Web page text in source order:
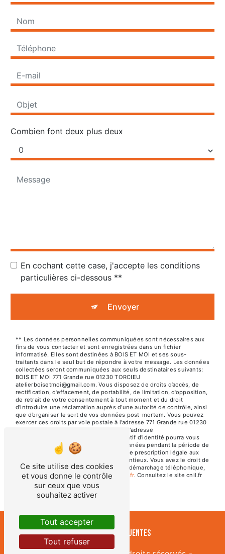
Combien font deux plus deux
En cochant cette case, j'accepte les conditions
particulières ci-dessous **
Envoyer
** Les données personnelles communiquées sont nécessaires aux
fins de vous contacter et sont enregistrées dans un fichier
informatisé. Elles sont destinées à BOIS ET MOI et ses sous-
traitants dans le seul but de répondre à votre message. Les données
collectées seront communiquées aux seuls destinataires suivants:
BOIS ET MOI 771 Grande rue 01230 TORCIEU
atelierboisetmoi@gmail.com. Vous disposez de droits d’accès, de
rectification, d’effacement, de portabilité, de limitation, d’opposition,
de retrait de votre consentement à tout moment et du droit
d’introduire une réclamation auprès d’une autorité de contrôle, ainsi
que d’organiser le sort de vos données post-mortem. Vous pouvez
exercer ces droits par voie postale à l'adresse 771 Grande rue 01230
TORCIEU ou par courrier électronique à l'adresse
atelierboisetmoi@gmail.com. Un justificatif d'identité pourra vous
être demandé. Nous conservons vos données pendant la période de
prise de contact puis pendant la durée de prescription légale aux
fins probatoires et de gestion des contentieux. Vous avez le droit de
vous inscrire sur la liste d'opposition au démarchage téléphonique,
disponible à cette adresse:Bloctel.gouv.fr. Consultez le site cnil.fr
pour plus d’informations sur vos droits.
Recherches fréquentes
Ce site utilise des cookies
et vous donne le contrôle
sur ceux que vous
souhaitez activer
Tout accepter
Tout refuser